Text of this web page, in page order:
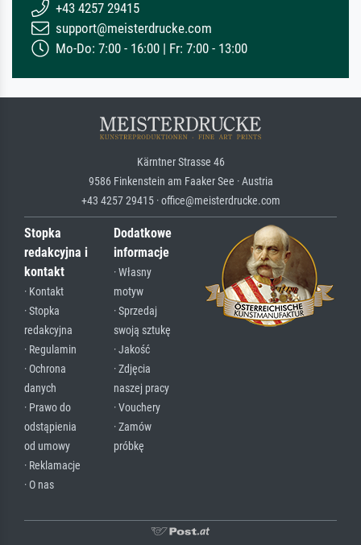
+43 4257 29415
support@meisterdrucke.com
Mo-Do: 7:00 - 16:00 | Fr: 7:00 - 13:00
Kärntner Strasse 46
9586 Finkenstein am Faaker See · Austria
+43 4257 29415 · office@meisterdrucke.com
Stopka
redakcyjna i
kontakt
· Kontakt
· Stopka
redakcyjna
· Regulamin
· Ochrona
danych
· Prawo do
odstąpienia
od umowy
· Reklamacje
· O nas
Dodatkowe
informacje
· Własny
motyw
· Sprzedaj
swoją sztukę
· Jakość
· Zdjęcia
naszej pracy
· Vouchery
· Zamów
próbkę